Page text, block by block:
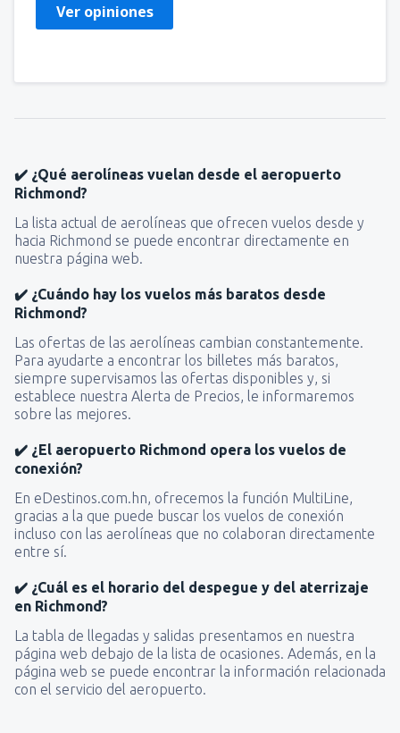
Ver opiniones
✔️ ¿Qué aerolíneas vuelan desde el aeropuerto
Richmond?
La lista actual de aerolíneas que ofrecen vuelos desde y
hacia Richmond se puede encontrar directamente en
nuestra página web.
✔️ ¿Cuándo hay los vuelos más baratos desde
Richmond?
Las ofertas de las aerolíneas cambian constantemente.
Para ayudarte a encontrar los billetes más baratos,
siempre supervisamos las ofertas disponibles y, si
establece nuestra Alerta de Precios, le informaremos
sobre las mejores.
✔️ ¿El aeropuerto Richmond opera los vuelos de
conexión?
En eDestinos.com.hn, ofrecemos la función MultiLine,
gracias a la que puede buscar los vuelos de conexión
incluso con las aerolíneas que no colaboran directamente
entre sí.
✔️ ¿Cuál es el horario del despegue y del aterrizaje
en Richmond?
La tabla de llegadas y salidas presentamos en nuestra
página web debajo de la lista de ocasiones. Además, en la
página web se puede encontrar la información relacionada
con el servicio del aeropuerto.